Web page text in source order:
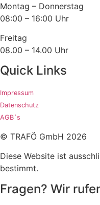
Montag – Donnerstag
08:00 – 16:00 Uhr
Freitag
08.00 – 14.00 Uhr
Quick Links
Impressum
Datenschutz
AGB`s
© TRAFÖ GmbH 2026
Diese Website ist
bestimmt.
Fragen? Wir